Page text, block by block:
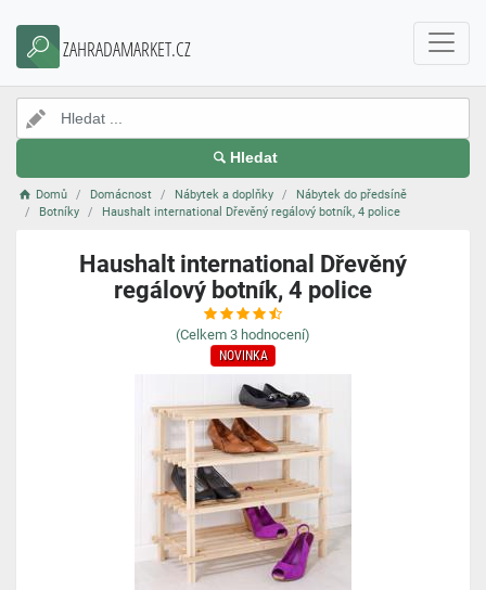
ZAHRADAMARKET.CZ
Hledat
Domů Domácnost Nábytek a doplňky
Nábytek do předsíně
Botníky
Haushalt international Dřevěný regálový botník, 4 police
Haushalt international Dřevěný
regálový botník, 4 police
(Celkem 3 hodnocení)
NOVINKA